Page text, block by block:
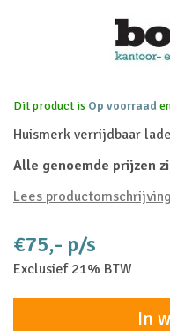
Dit product is Op voorraad
Huismerk verrijdbaar
Alle genoemde prijzen
Lees productomschrijving
€75,- p/s
Exclusief 21% BTW
In